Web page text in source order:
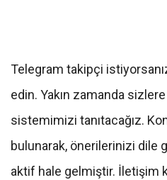
Telegram takipçi
edin. Yakın zamanda
sistemimizi tanıtacağız.
bulunarak, önerilerinizi dile
aktif hale gelmiştir. İletişim